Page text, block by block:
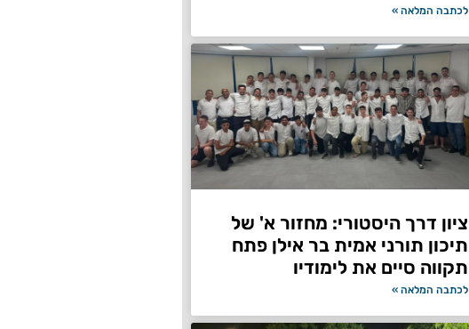
לכתבה המלאה »
ציון דרך היסטורי: מחזור א' של
תיכון תורני אמית בר אילן פתח
תקווה סיים את לימודיו
לכתבה המלאה »